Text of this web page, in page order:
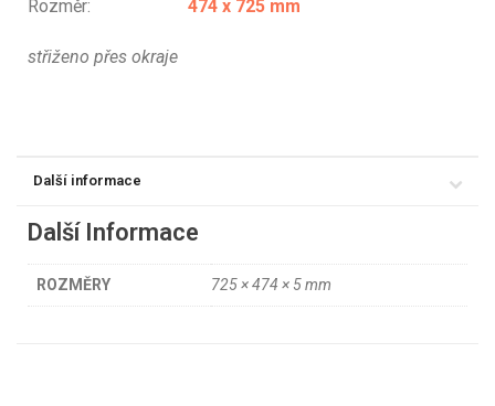
Rozměr: 474 x 725 mm
střiženo přes okraje
Další informace
Další Informace
ROZMĚRY 725 × 474 × 5 mm